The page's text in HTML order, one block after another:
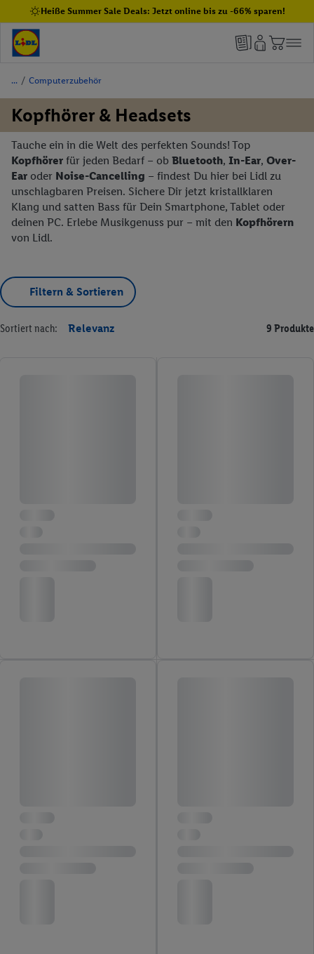
Heiße Summer Sale Deals: Jetzt online bis zu -66% sparen!
/ Computerzubehör
Kopfhörer & Headsets
Tauche ein in die Welt des perfekten Sounds! Top
Kopfhörer für jeden Bedarf – ob Bluetooth, In-Ear, Over-
Ear oder Noise-Cancelling – findest Du hier bei Lidl zu
unschlagbaren Preisen. Sichere Dir jetzt kristallklaren
Klang und satten Bass für Dein Smartphone, Tablet oder
deinen PC. Erlebe Musikgenuss pur – mit den Kopfhörern
von Lidl.
Filtern & Sortieren
Sortiert nach: Relevanz 9 Produkte